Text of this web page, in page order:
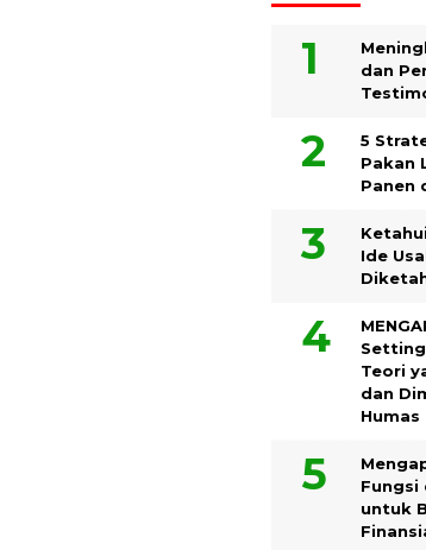
dan
5
Pakan
Panen
Ide
Teori
dan
Humas
Fungsi
untuk